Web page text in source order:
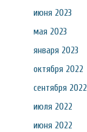
июня 2023
мая 2023
января 2023
октября 2022
сентября 2022
июля 2022
июня 2022